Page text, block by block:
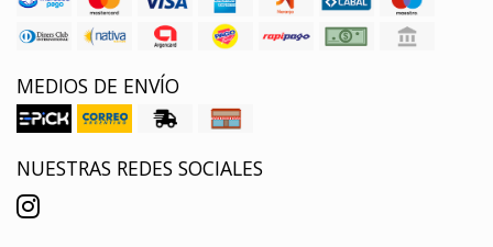
MEDIOS DE ENVÍO
NUESTRAS REDES SOCIALES